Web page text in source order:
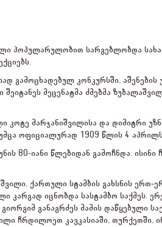
პოპულარულობით სარგებლობდა
გამოცხადებულ კონკურსში,
მეცენატმა ძმებმა
მარჯანიშვილისა და დიმიტრი
ოფიციალურად 1909 წლის 4 აპრილს
80-იანი წლებიდან გამოჩნდა.
ქართული სტამბის გახსნის ერთ-
კარგად იცნობდა სასტამბო საქმეს.
განაგრძეს მამის დაწყებული
ჩრდილოეთ კავკასიაში, თურქეთში,